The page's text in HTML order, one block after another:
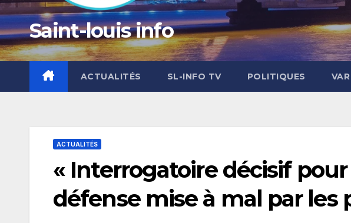
Saint-louis info
ACTUALITÉS SL-INFO TV POLITIQUES VAR
ACTUALITÉS
« Interrogatoire décisif pour
défense mise à mal par les